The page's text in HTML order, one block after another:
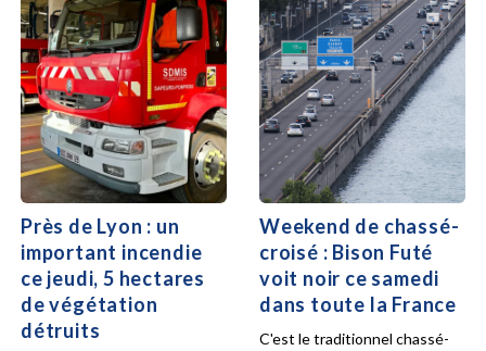
Près de Lyon : un
important incendie
ce jeudi, 5 hectares
de végétation
détruits
Weekend de chassé-
croisé : Bison Futé
voit noir ce samedi
dans toute la France
C'est le traditionnel chassé-